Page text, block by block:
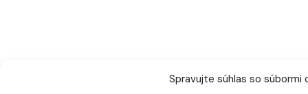
Spravujte súhlas so súbormi